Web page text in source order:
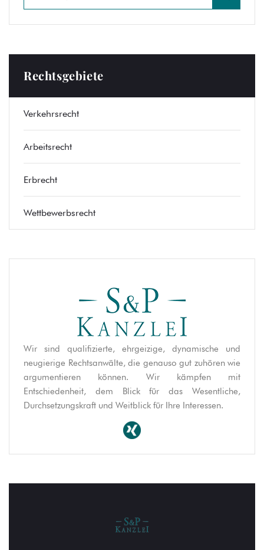
Rechtsgebiete
Verkehrsrecht
Arbeitsrecht
Erbrecht
Wettbewerbsrecht
Wir sind qualifizierte, ehrgeizige, dynamische und
neugierige Rechtsanwälte, die genauso gut zuhören wie
argumentieren können. Wir kämpfen mit
Entschiedenheit, dem Blick für das Wesentliche,
Durchsetzungskraft und Weitblick für Ihre Interessen.